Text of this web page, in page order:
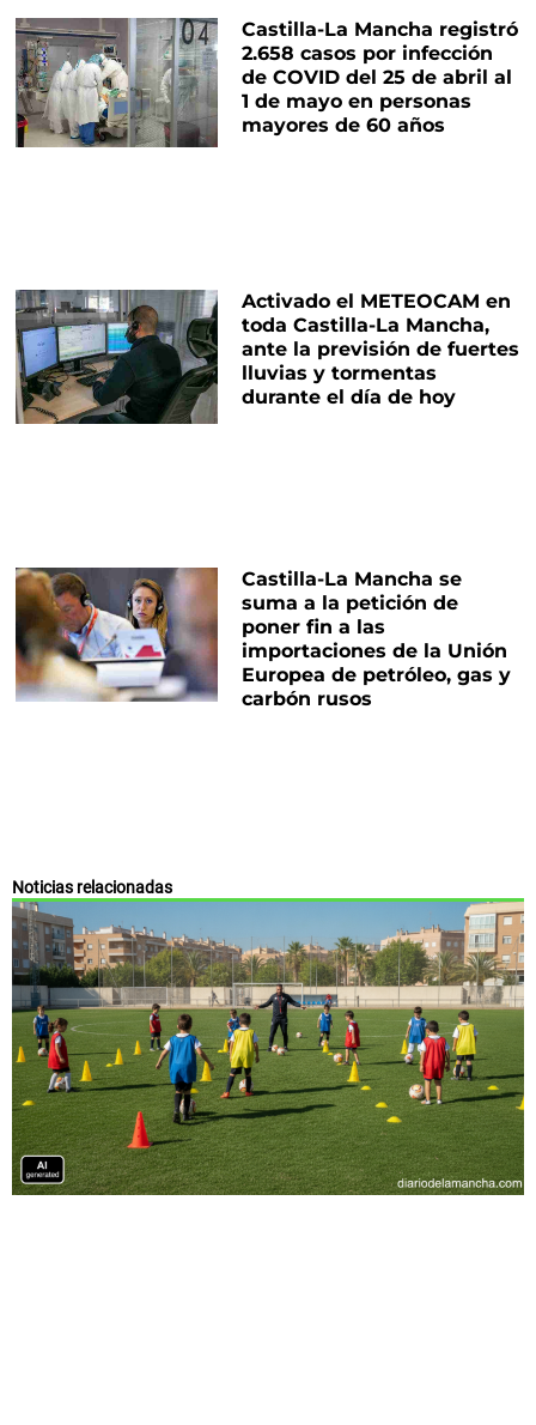
Castilla-La Mancha registró
2.658 casos por infección
de COVID del 25 de abril al
1 de mayo en personas
mayores de 60 años
Activado el METEOCAM en
toda Castilla-La Mancha,
ante la previsión de fuertes
lluvias y tormentas
durante el día de hoy
Castilla-La Mancha se
suma a la petición de
poner fin a las
importaciones de la Unión
Europea de petróleo, gas y
carbón rusos
Noticias relacionadas